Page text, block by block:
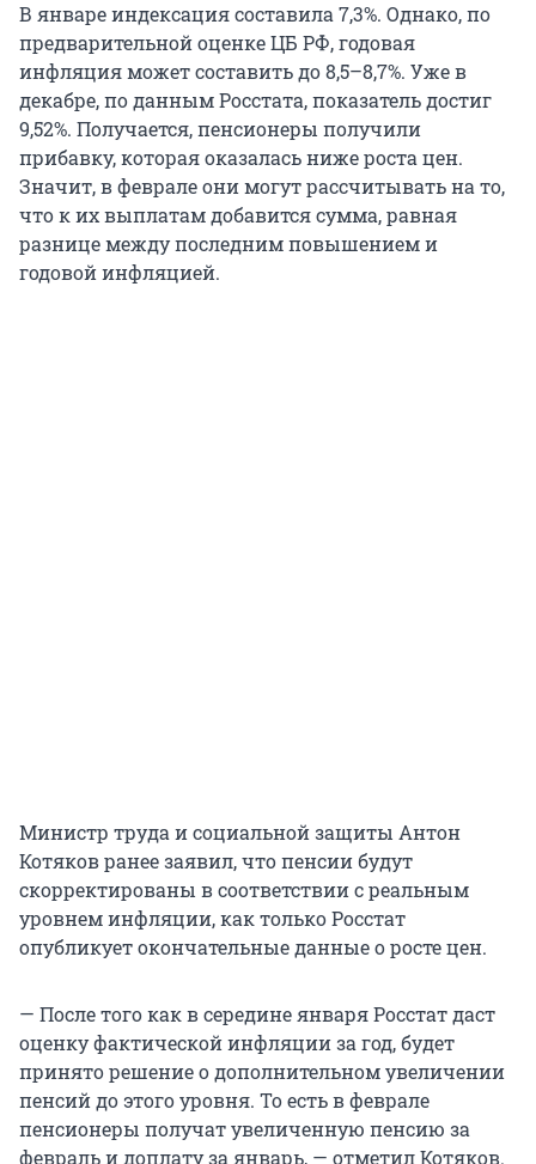
В январе индексация составила 7,3%. Однако, по
предварительной оценке ЦБ РФ, годовая
инфляция может составить до 8,5–8,7%. Уже в
декабре, по данным Росстата, показатель достиг
9,52%. Получается, пенсионеры получили
прибавку, которая оказалась ниже роста цен.
Значит, в феврале они могут рассчитывать на то,
что к их выплатам добавится сумма, равная
разнице между последним повышением и
годовой инфляцией.
Министр труда и социальной защиты Антон
Котяков ранее заявил, что пенсии будут
скорректированы в соответствии с реальным
уровнем инфляции, как только Росстат
опубликует окончательные данные о росте цен.
— После того как в середине января Росстат даст
оценку фактической инфляции за год, будет
принято решение о дополнительном увеличении
пенсий до этого уровня. То есть в феврале
пенсионеры получат увеличенную пенсию за
февраль и доплату за январь, — отметил Котяков.